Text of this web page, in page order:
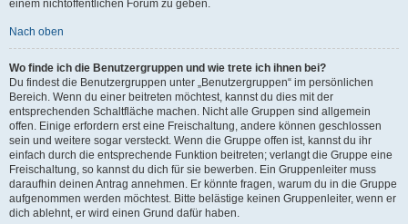
einem nichtöffentlichen Forum zu geben.
Nach oben
Wo finde ich die Benutzergruppen und wie trete ich ihnen bei?
Du findest die Benutzergruppen unter „Benutzergruppen“ im persönlichen
Bereich. Wenn du einer beitreten möchtest, kannst du dies mit der
entsprechenden Schaltfläche machen. Nicht alle Gruppen sind allgemein
offen. Einige erfordern erst eine Freischaltung, andere können geschlossen
sein und weitere sogar versteckt. Wenn die Gruppe offen ist, kannst du ihr
einfach durch die entsprechende Funktion beitreten; verlangt die Gruppe eine
Freischaltung, so kannst du dich für sie bewerben. Ein Gruppenleiter muss
daraufhin deinen Antrag annehmen. Er könnte fragen, warum du in die Gruppe
aufgenommen werden möchtest. Bitte belästige keinen Gruppenleiter, wenn er
dich ablehnt, er wird einen Grund dafür haben.